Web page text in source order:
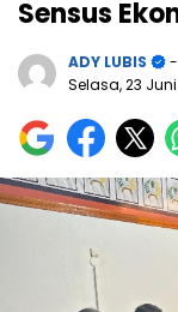
Sensus
ADY LUBIS
-
Selasa, 23